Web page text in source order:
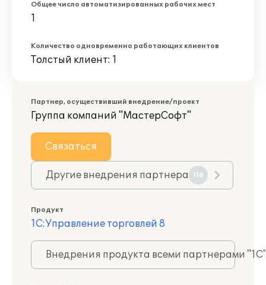
Общее число автоматизированных рабочих мест
1
Количество одновременно работающих клиентов
Толстый клиент: 1
Партнер, осуществивший внедрение/проект
Группа компаний "МастерСофт"
Связаться
Другие внедрения партнера 116
Продукт
1С:Управление торговлей 8
Внедрения продукта всеми партнерами